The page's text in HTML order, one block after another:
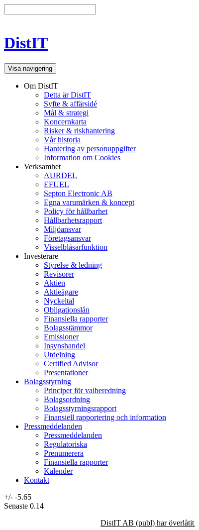
DistIT
Visa navigering
Om DistIT
Detta är DistIT
Syfte & affärsidé
Mål & strategi
Koncernkarta
Risker & riskhantering
Vår historia
Hantering av personuppgifter
Information om Cookies
Verksamhet
AURDEL
EFUEL
Septon Electronic AB
Egna varumärken & koncept
Policy för hållbarhet
Hållbarhetsrapport
Miljöansvar
Företagsansvar
Visselblåsarfunktion
Investerare
Styrelse & ledning
Revisorer
Aktien
Aktieägare
Nyckeltal
Obligationslån
Finansiella rapporter
Bolagsstämmor
Emissioner
Insynshandel
Utdelning
Certified Advisor
Presentationer
Bolagsstyrning
Principer för valberedning
Bolagsordning
Bolagsstyrningsrapport
Finansiell rapportering och information
Pressmeddelanden
Pressmeddelanden
Regulatoriska
Prenumerera
Finansiella rapporter
Kalender
Kontakt
+/- -5.65
Senaste 0.14
DistIT AB (publ) har överlåtit